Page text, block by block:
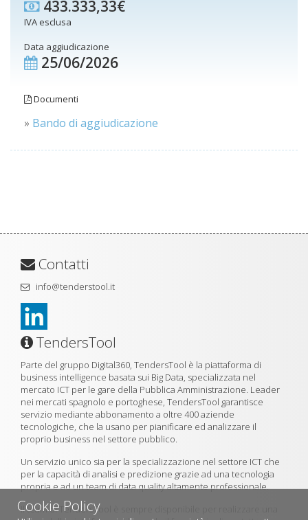
Cookie Policy
433.333,33€
IVA esclusa
Data aggiudicazione
25/06/2026
Documenti
» Bando di aggiudicazione
Contatti
info@tenderstool.it
TendersTool
Parte del gruppo Digital360, TendersTool è la piattaforma di
business intelligence basata sui Big Data, specializzata nel
mercato ICT per le gare della Pubblica Amministrazione. Leader
nei mercati spagnolo e portoghese, TendersTool garantisce
servizio mediante abbonamento a oltre 400 aziende
tecnologiche, che la usano per pianificare ed analizzare il
proprio business nel settore pubblico.
Un servizio unico sia per la specializzazione nel settore ICT che
per la capacità di analisi e predizione grazie ad una tecnologia
propria e ad un team di data quality altamente professionale.
Il team di TendersTool è sempre disponibile per realizzare una